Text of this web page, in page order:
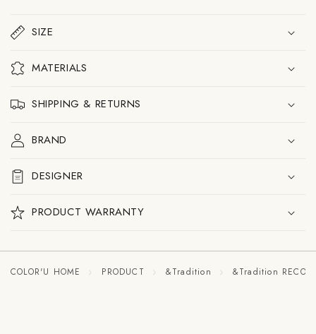
ト
VP3
ー
ラ
の
量
を
ら
す
ラ
や
す
SIZE
MATERIALS
SHIPPING & RETURNS
BRAND
DESIGNER
PRODUCT WARRANTY
COLOR'U HOME PRODUCT &Tradition &Tradition